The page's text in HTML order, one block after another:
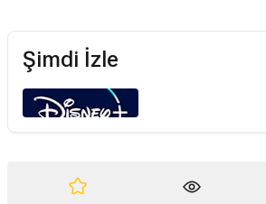
Şimdi İzle